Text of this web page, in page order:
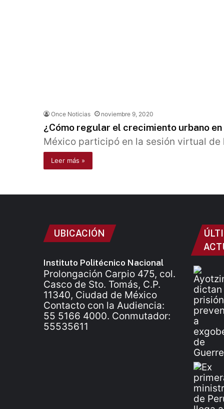
Once Noticias noviembre 9, 2020
¿Cómo regular el crecimiento urbano
México participó en la sesión virtual de
Leer más »
UBICACIÓN
Instituto Politécnico Nacional
Prolongación Carpio 475, col.
Casco de Sto. Tomás, C.P.
11340, Ciudad de México
Contacto con la Audiencia:
55 5166 4000. Conmutador:
55535611